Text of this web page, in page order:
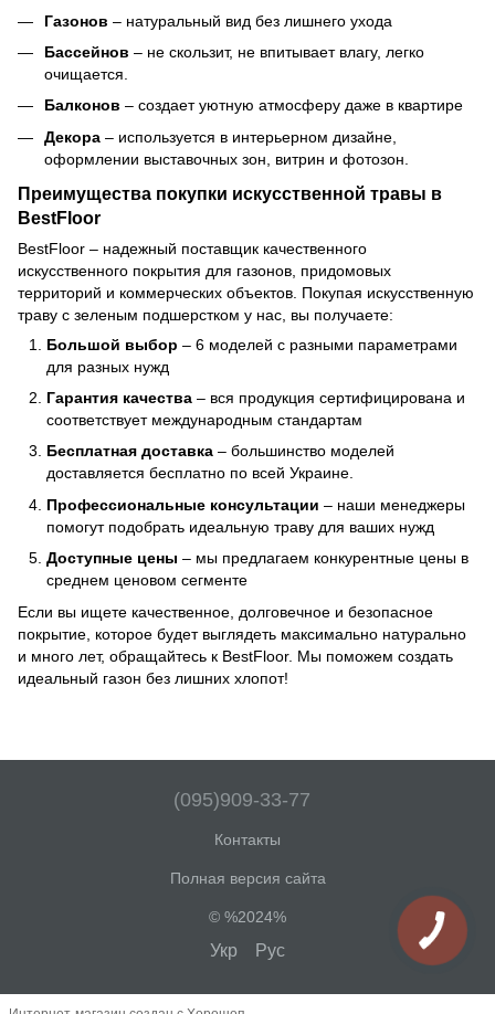
Газонов – натуральный вид без лишнего ухода
Бассейнов – не скользит, не впитывает влагу, легко
очищается.
Балконов – создает уютную атмосферу даже в квартире
Декора – используется в интерьерном дизайне,
оформлении выставочных зон, витрин и фотозон.
Преимущества покупки искусственной травы в
BestFloor
BestFloor – надежный поставщик качественного
искусственного покрытия для газонов, придомовых
территорий и коммерческих объектов. Покупая искусственную
траву с зеленым подшерстком у нас, вы получаете:
Большой выбор – 6 моделей с разными параметрами
для разных нужд
Гарантия качества – вся продукция сертифицирована и
соответствует международным стандартам
Бесплатная доставка – большинство моделей
доставляется бесплатно по всей Украине.
Профессиональные консультации – наши менеджеры
помогут подобрать идеальную траву для ваших нужд
Доступные цены – мы предлагаем конкурентные цены в
среднем ценовом сегменте
Если вы ищете качественное, долговечное и безопасное
покрытие, которое будет выглядеть максимально натурально
и много лет, обращайтесь к BestFloor. Мы поможем создать
идеальный газон без лишних хлопот!
(095)909-33-77
Контакты
Полная версия сайта
© %2024%
Укр Рус